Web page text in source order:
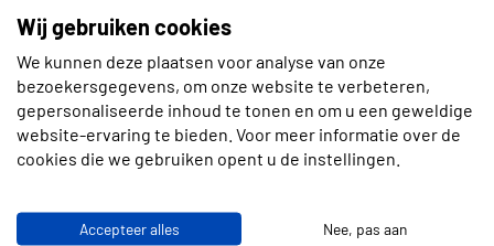
Contact
Slotenmakerstraat 30
2672 GD Naaldwijk
info@verhuurbrigade.nl
06 41 62 51 40
Organiseer een
Kinderfeestje thuis
Wij gebruiken cookies
We kunnen deze plaatsen voor analyse van onze
bezoekersgegevens, om onze website te verbeteren,
gepersonaliseerde inhoud te tonen en om u een geweldige
website-ervaring te bieden. Voor meer informatie over de
cookies die we gebruiken opent u de instellingen.
Accepteer alles Nee, pas aan